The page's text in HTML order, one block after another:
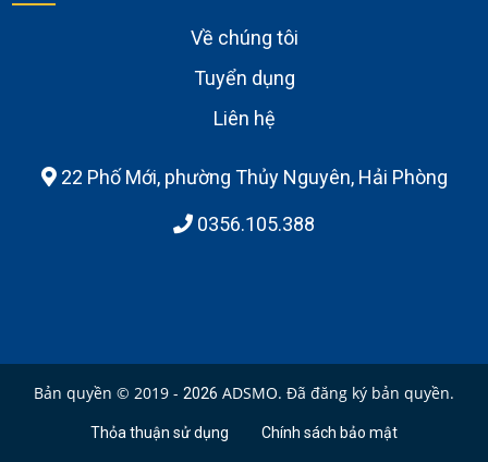
Về chúng tôi
Tuyển dụng
Liên hệ
22 Phố Mới, phường Thủy Nguyên, Hải Phòng
0356.105.388
Bản quyền © 2019 - 2026 ADSMO. Đã đăng ký bản quyền.
Thỏa thuận sử dụng Chính sách bảo mật